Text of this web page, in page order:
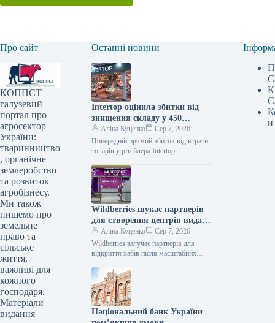
Про сайт
КОППСТ —
галузевий
портал про
агросектор
України:
тваринництво
, органічне
землеробство
та розвиток
агробізнесу.
Ми також
пишемо про
земельне
право та
сільське
життя,
важливі для
кожного
господаря.
Матеріали
видання
Останні новини
Intertop оцінила збитки від
знищення складу у 450
мільйонів гривень
Аліна Куценко
Сер 7, 2026
Попередній прямий збиток від втрати
товарів у рітейлера Intertop,
логістичного центру внаслідок
російської атаки, становить 450
мільйонів
Wildberries шукає партнерів
для створення центрів видачі
після атак на складські
приміщення
Аліна Куценко
Сер 7, 2026
Wildberries залучає партнерів для
відкриття хабів після масштабних
рітейлер Wildberries розпочав
експериментальне впровадження нової
Національний банк України
и